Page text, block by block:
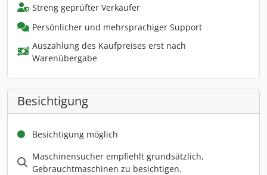
Streng geprüfter Verkäufer
Persönlicher und mehrsprachiger Support
Auszahlung des Kaufpreises erst nach
Warenübergabe
Besichtigung
Besichtigung möglich
Maschinensucher empfiehlt grundsätzlich,
Gebrauchtmaschinen zu besichtigen.